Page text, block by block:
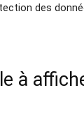
des
à